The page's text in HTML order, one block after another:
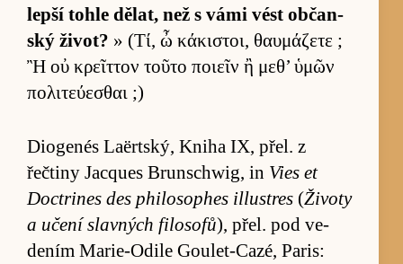
lepší to­hle dě­lat, než s vámi vést ob­čan­
ský život? » (Τί, ὦ κάκιστοι, θαυμάζετε ;
Ἢ οὐ κρεῖττον τοῦτο ποιεῖν ἢ μεθ’ ὑμῶν
πολιτεύεσθαι ;)
Di­ogenés Laërt­ský, Kniha IX, přel. z
řečtiny Jacques Brun­schwig, in Vies et
Doctri­nes des phi­lo­sophes illustres (Životy
a učení slavných fi­lo­sofů), přel. pod ve­
dením Ma­rie-O­dile Goule­t-Cazé, Pa­ris: